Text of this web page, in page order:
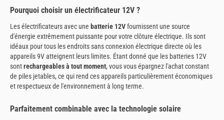
Pourquoi choisir un électrificateur 12V ?
Les électrificateurs avec une batterie 12Vfournissent une source
d'énergie extrêmement puissante pour votre clôture électrique. Ils sont
idéaux pour tous les endroits sans connexion électrique directe où les
appareils 9V atteignent leurs limites. Étant donné que les batteries 12V
sontrechargeables à tout moment, vous vous épargnez l'achat constant
de piles jetables, ce qui rend ces appareils particulièrement économiques
et respectueux de l'environnement à long terme.
Parfaitement combinable avec la technologie solaire